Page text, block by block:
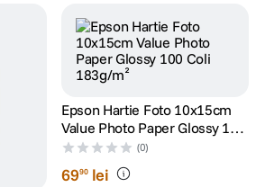
Epson Hartie Foto 10x15cm
Value Photo Paper Glossy 100
Coli 183g/m²(0)
6990 lei